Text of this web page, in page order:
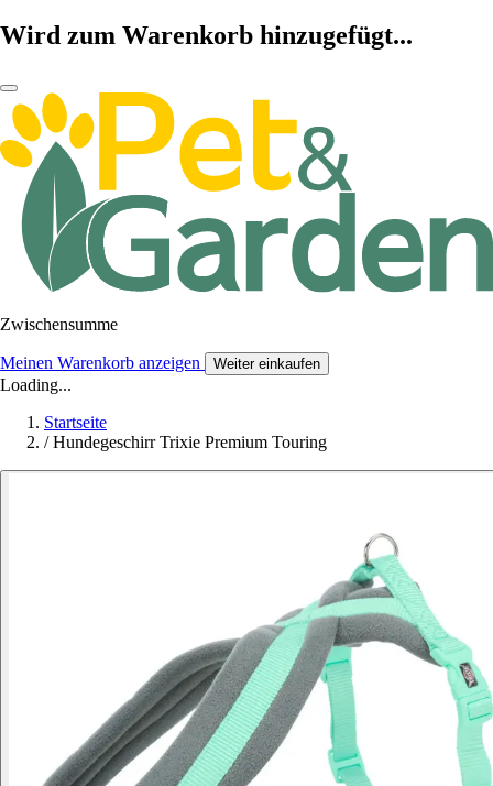
Wird zum Warenkorb hinzugefügt...
Zwischensumme
Meinen Warenkorb anzeigen Weiter einkaufen
Loading...
Startseite
/ Hundegeschirr Trixie Premium Touring